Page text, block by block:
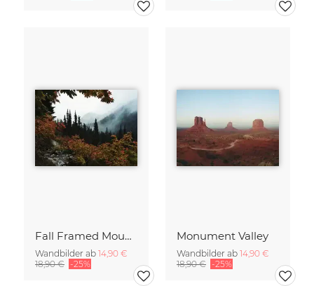
Fall Framed Mountains
Wandbilder ab 14,90 €
18,90 € -25%
Monument Valley
Wandbilder ab 14,90 €
18,90 € -25%